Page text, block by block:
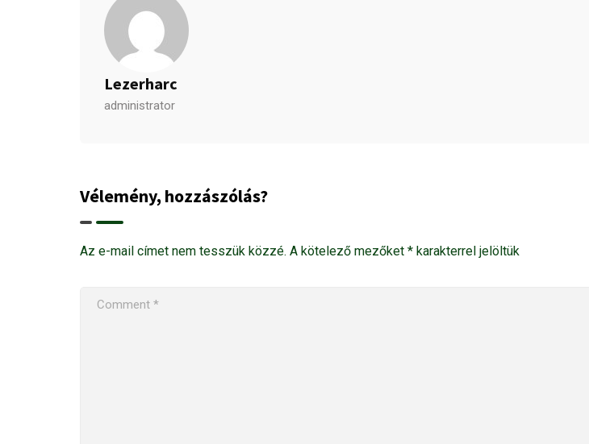
Lezerharc
administrator
Vélemény, hozzászólás?
Az e-mail címet nem tesszük közzé. A kötelező mezőket * karakterrel jelöltük